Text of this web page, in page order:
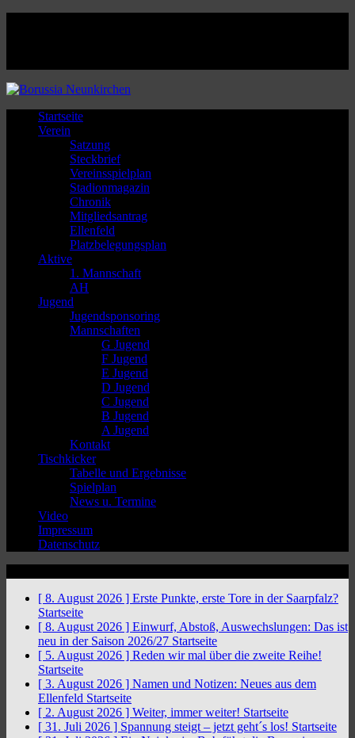
Startseite
Verein
Satzung
Steckbrief
Vereinsspielplan
Stadionmagazin
Chronik
Mitgliedsantrag
Ellenfeld
Platzbelegungsplan
Aktive
1. Mannschaft
AH
Jugend
Jugendsponsoring
Mannschaften
G Jugend
F Jugend
E Jugend
D Jugend
C Jugend
B Jugend
A Jugend
Kontakt
Tischkicker
Tabelle und Ergebnisse
Spielplan
News u. Termine
Video
Impressum
Datenschutz
[ 8. August 2026 ] Erste Punkte, erste Tore in der Saarpfalz?
Startseite
[ 8. August 2026 ] Einwurf, Abstoß, Auswechslungen: Das ist
neu in der Saison 2026/27 Startseite
[ 5. August 2026 ] Reden wir mal über die zweite Reihe!
Startseite
[ 3. August 2026 ] Namen und Notizen: Neues aus dem
Ellenfeld Startseite
[ 2. August 2026 ] Weiter, immer weiter! Startseite
[ 31. Juli 2026 ] Spannung steigt – jetzt geht´s los! Startseite